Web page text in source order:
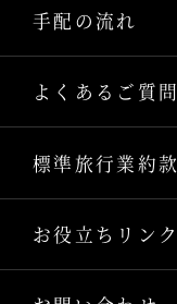
手配の流れ
よくあるご質問
標準旅行業約款
お役立ちリンク